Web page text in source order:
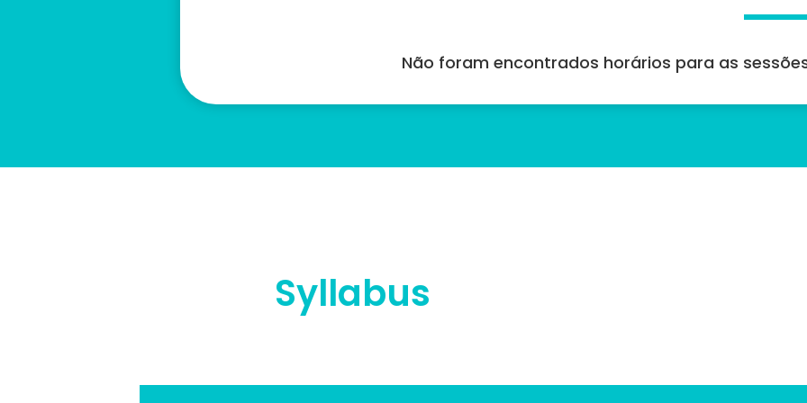
Não foram encontrados horários para as
Syllabus